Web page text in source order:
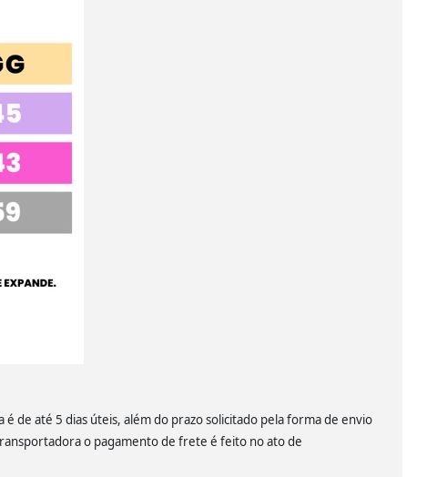
de até 5 dias úteis, além do prazo solicitado pela forma de envio
o pagamento de frete é feito no ato de